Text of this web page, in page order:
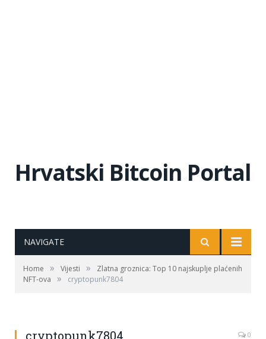
Hrvatski Bitcoin Portal
NAVIGATE
Home » Vijesti »
Zlatna groznica: Top 10 najskuplje plaćenih
NFT-ova
» cryptopunk7804
cryptopunk7804 0